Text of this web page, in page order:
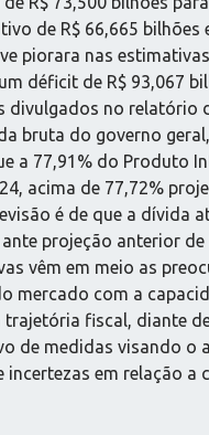
de R$ 66,665 bilhões
piorara nas
déficit de R$ 93,067
divulgados no relatório
bruta do governo
a 77,91% do Produto
acima de 77,72%
é de que a dívida
projeção anterior de
vêm em meio as
mercado com a
trajetória fiscal, diante
de medidas visando o
incertezas em relação a